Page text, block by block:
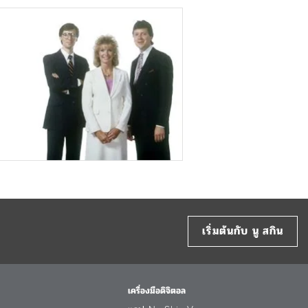
เริ่มต้นกับ นู สกิน
เครื่องมือดิจิตอล